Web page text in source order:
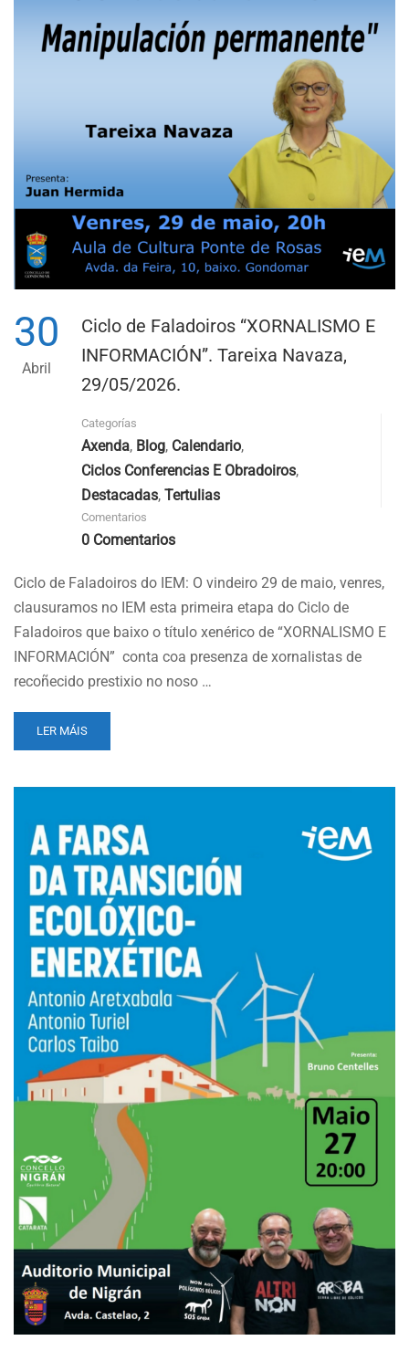
VARELA
30
Abril
Ciclo de Faladoiros “XORNALISMO E
INFORMACIÓN”. Tareixa Navaza,
29/05/2026.
Categorías
Axenda, Blog, Calendario,
Ciclos Conferencias E Obradoiros,
Destacadas, Tertulias
Comentarios
0 Comentarios
Ciclo de Faladoiros do IEM: O vindeiro 29 de maio, venres,
clausuramos no IEM esta primeira etapa do Ciclo de
Faladoiros que baixo o título xenérico de “XORNALISMO E
INFORMACIÓN” conta coa presenza de xornalistas de
recoñecido prestixio no noso …
READ
MORE
CICLO
“XORNALISMO
E
INFORMACIÓN”.
TAREIXA
NAVAZA,
29/05/2026.
LER MÁIS